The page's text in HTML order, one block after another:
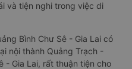
và tiện nghi trong việc di
Bình Chư Sê - Gia Lai có
nội thành Quảng Trạch -
- Gia Lai, rất thuận tiện cho